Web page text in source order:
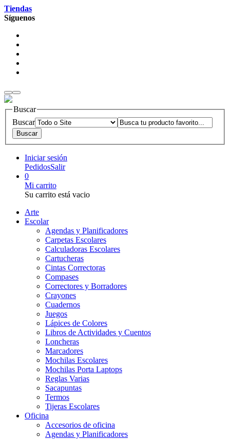
Tiendas
Síguenos
Buscar
Buscar
Iniciar sesión
PedidosSalir
0
Mi carrito
Su carrito está vacio
Arte
Escolar
Agendas y Planificadores
Carpetas Escolares
Calculadoras Escolares
Cartucheras
Cintas Correctoras
Compases
Correctores y Borradores
Crayones
Cuadernos
Juegos
Lápices de Colores
Libros de Actividades y Cuentos
Loncheras
Marcadores
Mochilas Escolares
Mochilas Porta Laptops
Reglas Varias
Sacapuntas
Termos
Tijeras Escolares
Oficina
Accesorios de oficina
Agendas y Planificadores